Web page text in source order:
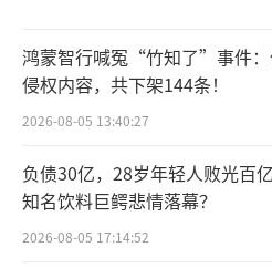
中国国足被“抬”进
一众中国企业也正瞄准
的。
6月15日开幕的
鸿蒙智行喊冤“竹知了”事件
侵权内容，共下架144条！
2026-08-05 13:40:27
负债30亿，28岁年轻人败光百亿
知名饮料巨鳄悲情落幕？
2026-08-05 17:14:52